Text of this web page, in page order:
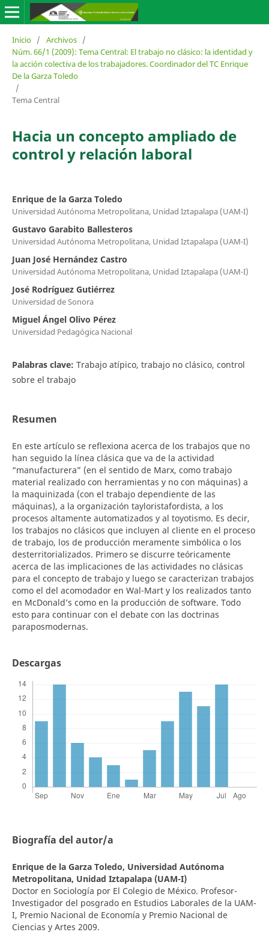
Inicio / Archivos /
Núm. 66/1 (2009): Tema Central: El trabajo no clásico: la identidad y
la acción colectiva de los trabajadores. Coordinador del TC Enrique
De la Garza Toledo
/
Tema Central
Hacia un concepto ampliado de
control y relación laboral
Enrique de la Garza Toledo
Universidad Autónoma Metropolitana, Unidad Iztapalapa (UAM-I)
Gustavo Garabito Ballesteros
Universidad Autónoma Metropolitana, Unidad Iztapalapa (UAM-I)
Juan José Hernández Castro
Universidad Autónoma Metropolitana, Unidad Iztapalapa (UAM-I)
José Rodríguez Gutiérrez
Universidad de Sonora
Miguel Ángel Olivo Pérez
Universidad Pedagógica Nacional
Palabras clave: Trabajo atípico, trabajo no clásico, control
sobre el trabajo
Resumen
En este artículo se reflexiona acerca de los trabajos que no
han seguido la línea clásica que va de la actividad
“manufacturera” (en el sentido de Marx, como trabajo
material realizado con herramientas y no con máquinas) a
la maquinizada (con el trabajo dependiente de las
máquinas), a la organización tayloristafordista, a los
procesos altamente automatizados y al toyotismo. Es decir,
los trabajos no clásicos que incluyen al cliente en el proceso
de trabajo, los de producción meramente simbólica o los
desterritorializados. Primero se discurre teóricamente
acerca de las implicaciones de las actividades no clásicas
para el concepto de trabajo y luego se caracterizan trabajos
como el del acomodador en Wal-Mart y los realizados tanto
en McDonald’s como en la producción de software. Todo
esto para continuar con el debate con las doctrinas
paraposmodernas.
Descargas
Biografía del autor/a
Enrique de la Garza Toledo, Universidad Autónoma
Metropolitana, Unidad Iztapalapa (UAM-I)
Doctor en Sociología por El Colegio de México. Profesor-
Investigador del posgrado en Estudios Laborales de la UAM-
I, Premio Nacional de Economía y Premio Nacional de
Ciencias y Artes 2009.